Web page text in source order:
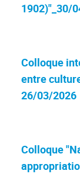
1902)"_30/
Colloque
entre
26/03/2026
Colloque